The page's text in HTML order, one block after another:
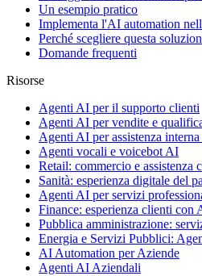
Un esempio pratico
Implementa l'AI automation
Perché scegliere questa
Domande frequenti
Risorse
Agenti AI per il supporto clienti
Agenti AI per vendite e
Agenti AI per assistenza
Agenti vocali e voicebot AI
Retail: commercio e assistenza
Sanità: esperienza digitale del
Agenti AI per servizi
Finance: esperienza clienti con
Pubblica amministrazione:
Energia e Servizi Pubblici:
AI Automation per Aziende
Agenti AI Aziendali